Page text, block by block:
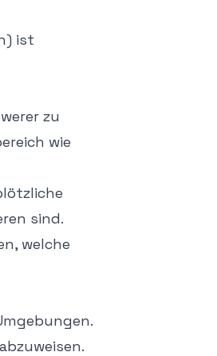
ist
zu
wie
sind.
welche